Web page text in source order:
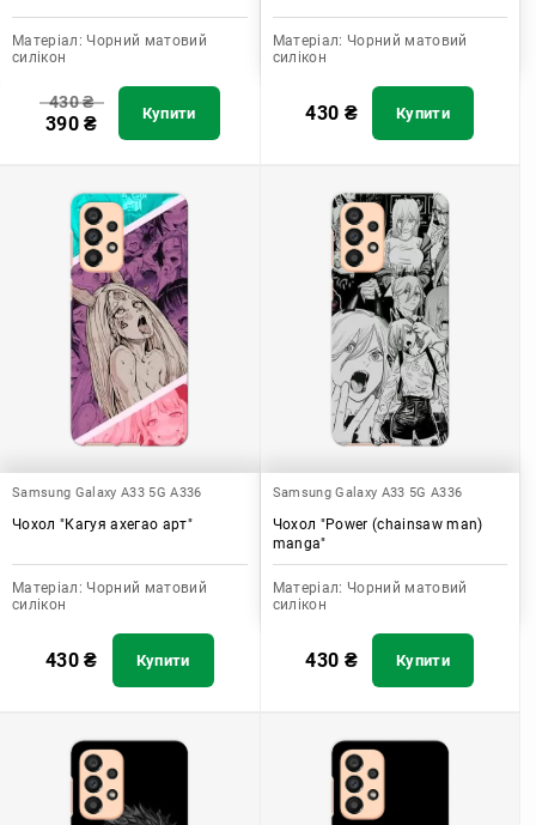
Матеріал: Чорний матовий
силікон
430₴
390₴ Купити
Матеріал: Чорний матовий
силікон
430 ₴ Купити
Samsung Galaxy A33 5G A336
Чохол "Кагуя ахегао арт"
Матеріал: Чорний матовий
силікон
430₴ Купити
Samsung Galaxy A33 5G A336
Чохол "Power (chainsaw man)
manga"
Матеріал: Чорний матовий
силікон
430 ₴ Купити